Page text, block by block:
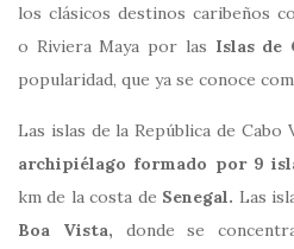
los clásicos destinos caribeños
o Riviera Maya por las Islas de
popularidad, que ya se conoce
Las islas de la República de
archipiélago formado por 9
km de la costa de Senegal. Las
Boa Vista, donde se